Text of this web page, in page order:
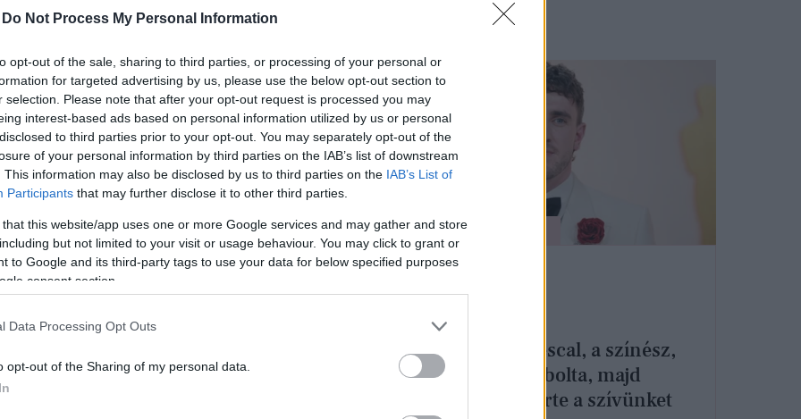
Do Not Process My Personal Information
opt-out of the sale, sharing to third parties, or processing of your personal or
for targeted advertising by us, please use the below opt-out section to
selection. Please note that after your opt-out request is processed you may
interest-based ads based on personal information utilized by us or personal
to third parties prior to your opt-out. You may separately opt-out of the
of your personal information by third parties on the IAB’s list of downstream
This information may also be disclosed by us to third parties on the IAB’s List of
Participants that may further disclose it to other third parties.
that this website/app uses one or more Google services and may gather and store
but not limited to your visit or usage behaviour. You may click to grant or
to Google and its third-party tags to use your data for below specified purposes
consent section.
Data Processing Opt Outs
opt-out of the Sharing of my personal data.
KULTÚRA
Paul Mescal, a színész,
aki elrabolta, majd
összetörte a szívünket